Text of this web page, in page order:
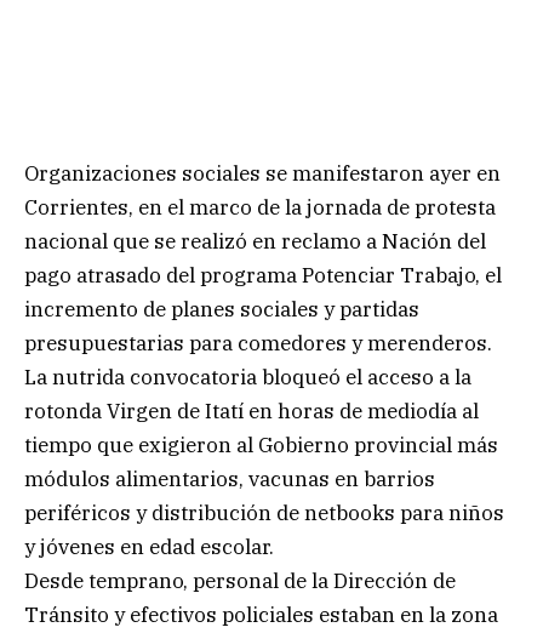
Organizaciones sociales se manifestaron ayer en
Corrientes, en el marco de la jornada de protesta
nacional que se realizó en reclamo a Nación del
pago atrasado del programa Potenciar Trabajo, el
incremento de planes sociales y partidas
presupuestarias para comedores y merenderos.
La nutrida convocatoria bloqueó el acceso a la
rotonda Virgen de Itatí en horas de mediodía al
tiempo que exigieron al Gobierno provincial más
módulos alimentarios, vacunas en barrios
periféricos y distribución de netbooks para niños
y jóvenes en edad escolar.
Desde temprano, personal de la Dirección de
Tránsito y efectivos policiales estaban en la zona